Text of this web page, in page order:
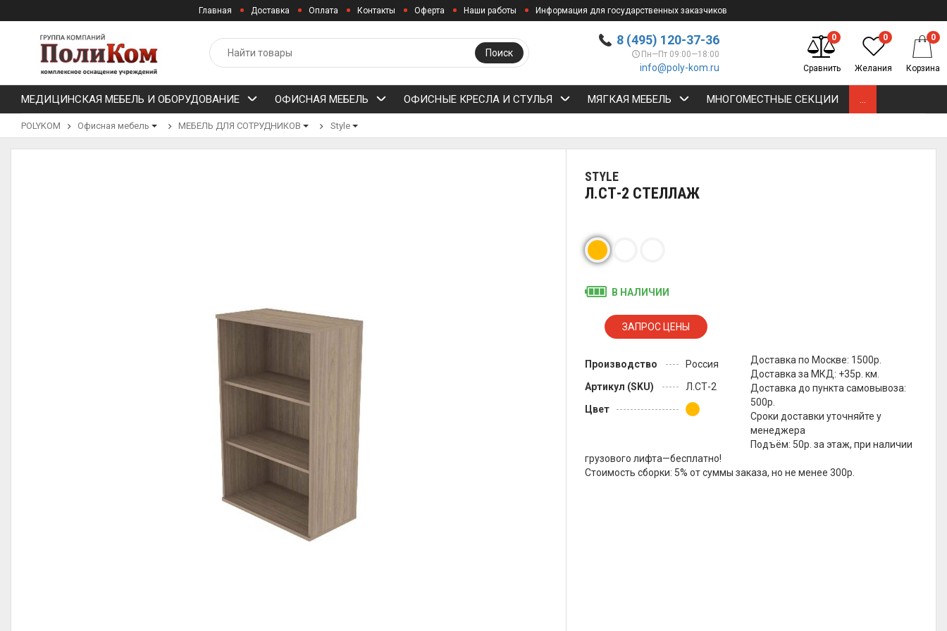
Главная Доставка Оплата Контакты Оферта Наши работы Информация для государственных заказчиков
8 (495) 120-37-36
Пн—Пт 09:00—18:00
info@poly-kom.ru
Поиск
0
Сравнить
0
Желания
0
Корзина
МЕДИЦИНСКАЯ МЕБЕЛЬ И ОБОРУДОВАНИЕ ОФИСНАЯ МЕБЕЛЬ ОФИСНЫЕ КРЕСЛА И СТУЛЬЯ МЯГКАЯ МЕБЕЛЬ МНОГОМЕСТНЫЕ СЕКЦИИ ...
POLYKOM Офисная мебель МЕБЕЛЬ ДЛЯ СОТРУДНИКОВ Style
STYLE
Л.СТ-2 СТЕЛЛАЖ
В НАЛИЧИИ
Производство
Россия
Артикул (SKU)
Л.СТ-2
Цвет
Доставка по Москве: 1500р.
Доставка за МКД: +35р. км.
Доставка до пункта самовывоза:
500р.
Сроки доставки уточняйте у
менеджера
Подъём: 50р. за этаж, при наличии
грузового лифта—бесплатно!
Стоимость сборки: 5% от суммы заказа, но не менее 300р.